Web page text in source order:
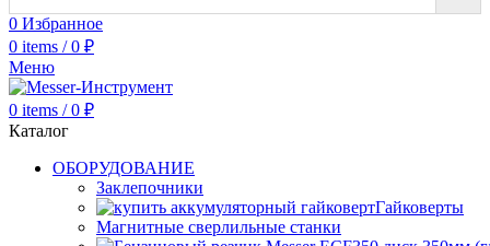
0 Избранное
0 items / 0 ₽
Меню
0 items / 0 ₽
Каталог
ОБОРУДОВАНИЕ
Заклепочники
Гайковерты
Магнитные сверлильные станки